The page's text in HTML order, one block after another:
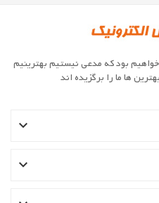
خواهیم بود که مدعی نیستیم بهترینیم
ها ما را برگزیده اند

